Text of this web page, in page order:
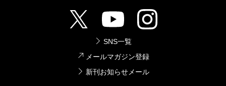
SNS一覧
メールマガジン登録
新刊お知らせメール